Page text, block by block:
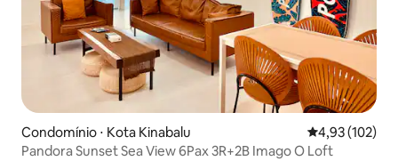
Condomínio ⋅ Kota Kinabalu 4,93 de uma
4,93 (102)
Pandora Sunset Sea View 6Pax 3R+2B Imago O Loft